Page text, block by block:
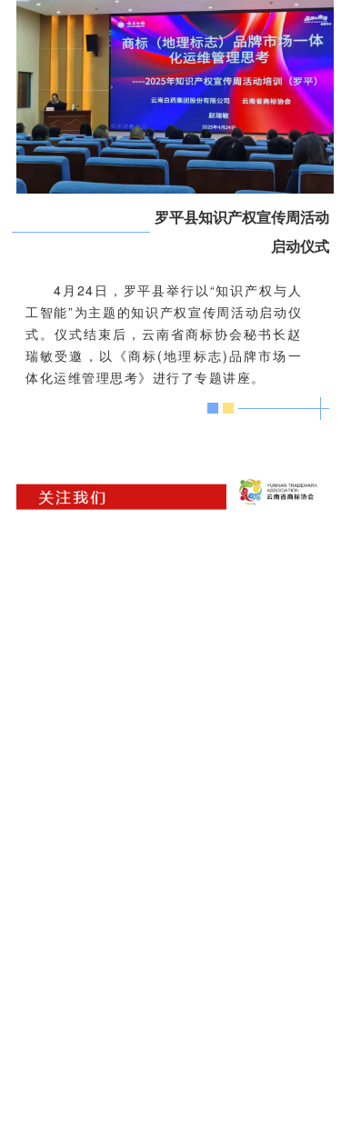
罗平县知识产权宣传周活动
启动仪式
4月24日，罗平县举行以“知识产权与人
工智能”为主题的知识产权宣传周活动启动仪
式。仪式结束后，云南省商标协会秘书长赵
瑞敏受邀，以《商标(地理标志)品牌市场一
体化运维管理思考》进行了专题讲座。